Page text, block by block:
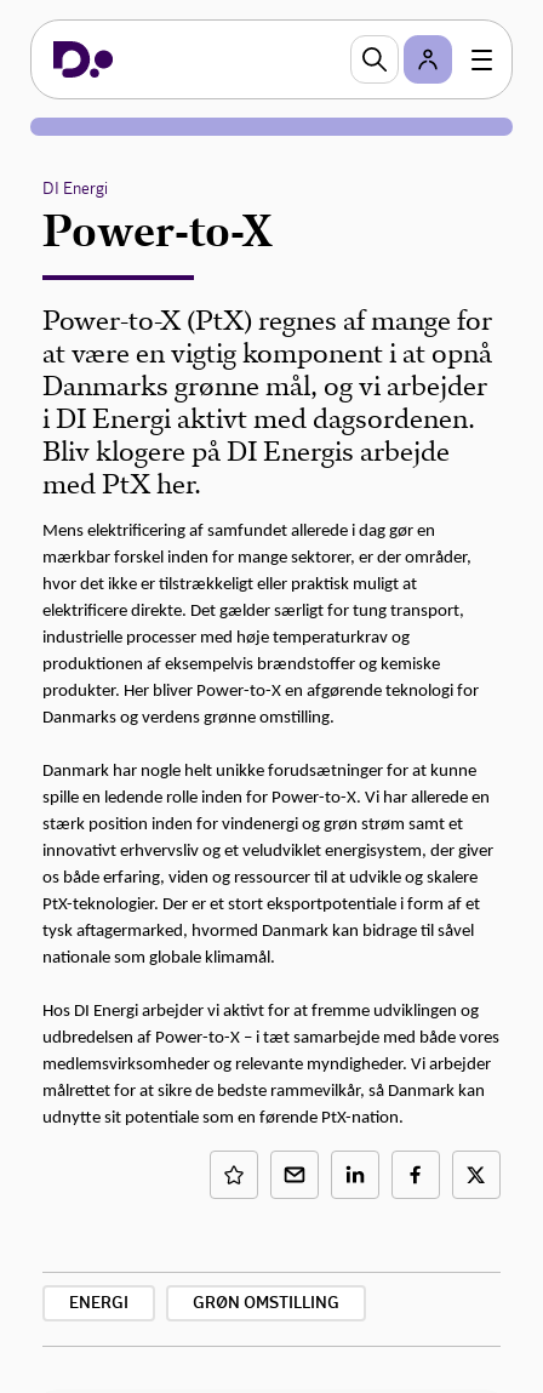
DI Energi
Power-to-X
Power-to-X (PtX) regnes af mange for
at være en vigtig komponent i at opnå
Danmarks grønne mål, og vi arbejder
i DI Energi aktivt med dagsordenen.
Bliv klogere på DI Energis arbejde
med PtX her.
Mens elektrificering af samfundet allerede i dag gør en
mærkbar forskel inden for mange sektorer, er der områder,
hvor det ikke er tilstrækkeligt eller praktisk muligt at
elektrificere direkte. Det gælder særligt for tung transport,
industrielle processer med høje temperaturkrav og
produktionen af eksempelvis brændstoffer og kemiske
produkter. Her bliver Power-to-X en afgørende teknologi for
Danmarks og verdens grønne omstilling.
Danmark har nogle helt unikke forudsætninger for at kunne
spille en ledende rolle inden for Power-to-X. Vi har allerede en
stærk position inden for vindenergi og grøn strøm samt et
innovativt erhvervsliv og et veludviklet energisystem, der giver
os både erfaring, viden og ressourcer til at udvikle og skalere
PtX-teknologier. Der er et stort eksportpotentiale i form af et
tysk aftagermarked, hvormed Danmark kan bidrage til såvel
nationale som globale klimamål.
Hos DI Energi arbejder vi aktivt for at fremme udviklingen og
udbredelsen af Power-to-X – i tæt samarbejde med både vores
medlemsvirksomheder og relevante myndigheder. Vi arbejder
målrettet for at sikre de bedste rammevilkår, så Danmark kan
udnytte sit potentiale som en førende PtX-nation.
ENERGI GRØN OMSTILLING